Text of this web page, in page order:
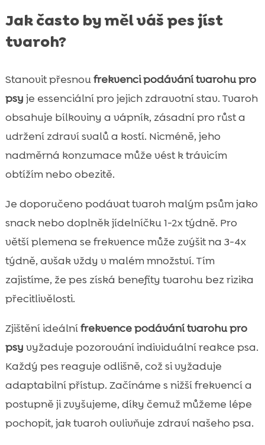
Jak často by měl váš pes jíst
tvaroh?
Stanovit přesnoufrekvenci podávání tvarohu pro
psy je essenciální pro jejich zdravotní stav. Tvaroh
obsahuje bílkoviny a vápník, zásadní pro růst a
udržení zdraví svalů a kostí. Nicméně, jeho
nadměrná konzumace může vést k trávicím
obtížím nebo obezitě.
Je doporučeno podávat tvaroh malým psům jako
snack nebo doplněk jídelníčku 1-2x týdně. Pro
větší plemena se frekvence může zvýšit na 3-4x
týdně, avšak vždy v malém množství. Tím
zajistíme, že pes získá benefity tvarohu bez rizika
přecitlivělosti.
Zjištění ideálnífrekvence podávání tvarohu pro
psy vyžaduje pozorování individuální reakce psa.
Každý pes reaguje odlišně, což si vyžaduje
adaptabilní přístup. Začínáme s nižší frekvencí a
postupně ji zvyšujeme, díky čemuž můžeme lépe
pochopit, jak tvaroh ovlivňuje zdraví našeho psa.